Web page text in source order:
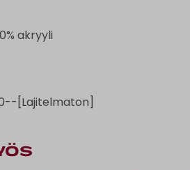
akryyli
[Lajitelmaton]